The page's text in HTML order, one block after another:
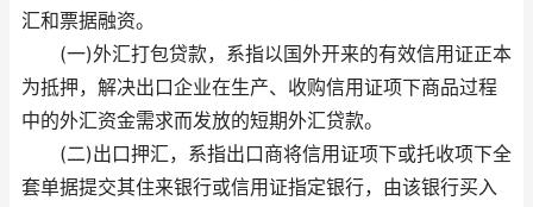
汇和票据融资。
(一)外汇打包贷款，系指以国外开来的有效信用证正本
为抵押，解决出口企业在生产、收购信用证项下商品过程
中的外汇资金需求而发放的短期外汇贷款。
(二)出口押汇，系指出口商将信用证项下或托收项下全
套单据提交其住来银行或信用证指定银行，由该银行买入